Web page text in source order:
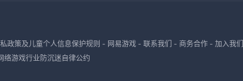
政策及儿童个人信息保护规则 - 网易游戏- 联系我们 - 商务合作- 加入我们
络游戏行业防沉迷自律公约